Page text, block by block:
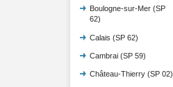
Boulogne-sur-Mer (SP
62)
Calais (SP 62)
Cambrai (SP 59)
Château-Thierry (SP 02)